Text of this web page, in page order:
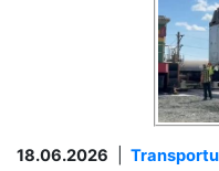
18.06.2026